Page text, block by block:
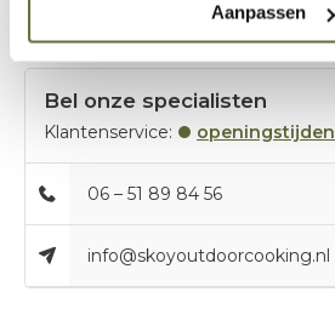
Aanpassen
Bel onze specialisten
Klantenservice: openingstijden
06 – 51 89 84 56
info@skoyoutdoorcooking.nl